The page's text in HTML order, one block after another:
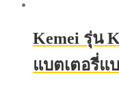
Kemei รุ่น
แบตเตอรี่แ